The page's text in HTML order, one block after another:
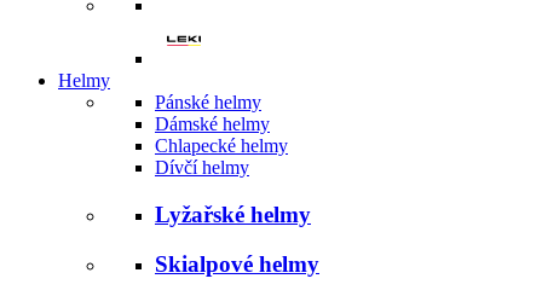
Helmy
Pánské helmy
Dámské helmy
Chlapecké helmy
Dívčí helmy
Lyžařské helmy
Skialpové helmy